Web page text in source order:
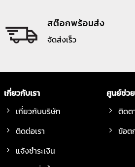
สต๊อกพร้อมส่ง
จัดส่งเร็ว
เกี่ยวกับเรา
เกี่ยวกับบริษัท
ติดต่อเรา
แจ้งชำระเงิน
ศูนย์ช่ว
ติดต
ข้อต